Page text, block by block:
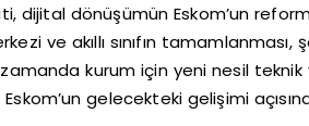
dijital dönüşümün Eskom’un
ve akıllı sınıfın
kurum için yeni nesil
gelecekteki gelişimi